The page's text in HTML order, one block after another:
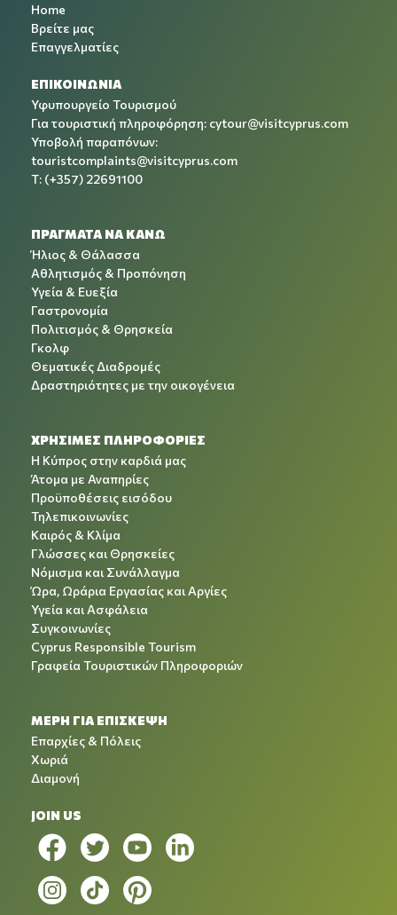
Home
Βρείτε μας
Επαγγελματίες
ΕΠΙΚΟΙΝΩΝΙΑ
Υφυπουργείο Τουρισμού
Για τουριστική πληροφόρηση: cytour@visitcyprus.com
Υποβολή παραπόνων:
touristcomplaints@visitcyprus.com
T: (+357) 22691100
ΠΡΑΓΜΑΤΑ ΝΑ ΚΑΝΩ
Ήλιος & Θάλασσα
Αθλητισμός & Προπόνηση
Υγεία & Ευεξία
Γαστρονομία
Πολιτισμός & Θρησκεία
Γκολφ
Θεματικές Διαδρομές
Δραστηριότητες με την οικογένεια
ΧΡΉΣΙΜΕΣ ΠΛΗΡΟΦΟΡΊΕΣ
Η Κύπρος στην καρδιά μας
Άτομα με Αναπηρίες
Προϋποθέσεις εισόδου
Τηλεπικοινωνίες
Καιρός & Κλίμα
Γλώσσες και Θρησκείες
Νόμισμα και Συνάλλαγμα
Ώρα, Ωράρια Εργασίας και Αργίες
Υγεία και Ασφάλεια
Συγκοινωνίες
Cyprus Responsible Tourism
Γραφεία Τουριστικών Πληροφοριών
ΜΕΡΗ ΓΙΑ ΕΠΙΣΚΕΨΗ
Επαρχίες & Πόλεις
Χωριά
Διαμονή
JOIN US